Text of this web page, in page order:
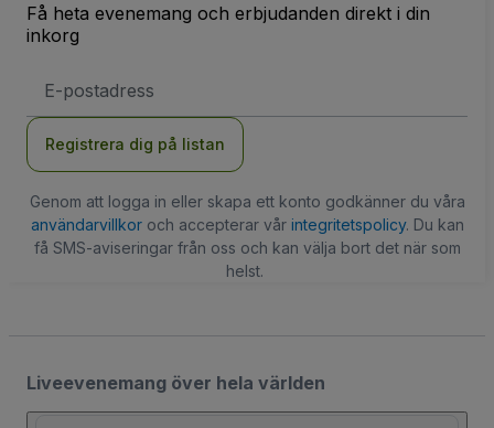
Få heta evenemang och erbjudanden direkt i din
inkorg
postadress
Registrera dig på listan
Genom att logga in eller skapa ett konto godkänner du våra
användarvillkoroch accepterar vår integritetspolicy. Du kan
få SMS-aviseringar från oss och kan välja bort det när som
helst.
Liveevenemang över hela världen